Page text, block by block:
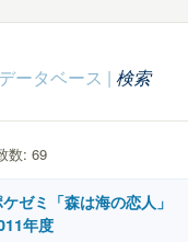
ータベース | 検索
数: 69
ゼミ「森は海の恋人」
年度